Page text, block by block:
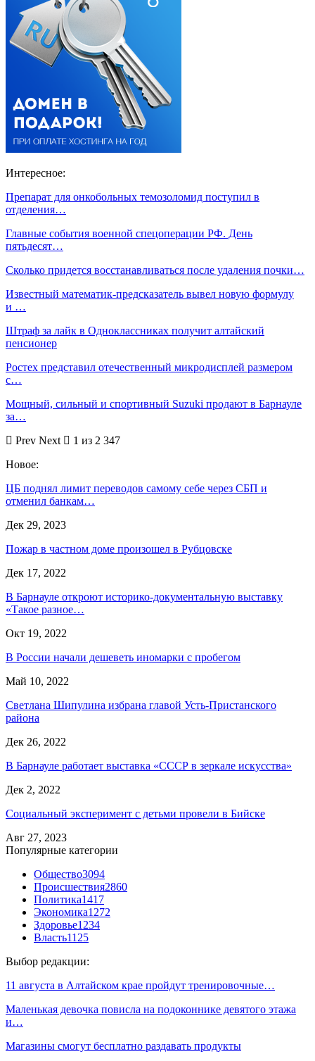
Интересное:
Препарат для онкобольных темозоломид поступил в
отделения…
Главные события военной спецоперации РФ. День
пятьдесят…
Сколько придется восстанавливаться после удаления почки…
Известный математик-предсказатель вывел новую формулу
и …
Штраф за лайк в Одноклассниках получит алтайский
пенсионер
Ростех представил отечественный микродисплей размером
с…
Мощный, сильный и спортивный Suzuki продают в Барнауле
за…
Prev Next
1 из 2 347
Новое:
ЦБ поднял лимит переводов самому себе через СБП и
отменил банкам…
Дек 29, 2023
Пожар в частном доме произошел в Рубцовске
Дек 17, 2022
В Барнауле откроют историко-документальную выставку
«Такое разное…
Окт 19, 2022
В России начали дешеветь иномарки с пробегом
Май 10, 2022
Светлана Шипулина избрана главой Усть-Пристанского
района
Дек 26, 2022
В Барнауле работает выставка «СССР в зеркале искусства»
Дек 2, 2022
Социальный эксперимент с детьми провели в Бийске
Авг 27, 2023
Популярные категории
Общество3094
Происшествия2860
Политика1417
Экономика1272
Здоровье1234
Власть1125
Выбор редакции:
11 августа в Алтайском крае пройдут тренировочные…
Маленькая девочка повисла на подоконнике девятого этажа
и…
Магазины смогут бесплатно раздавать продукты